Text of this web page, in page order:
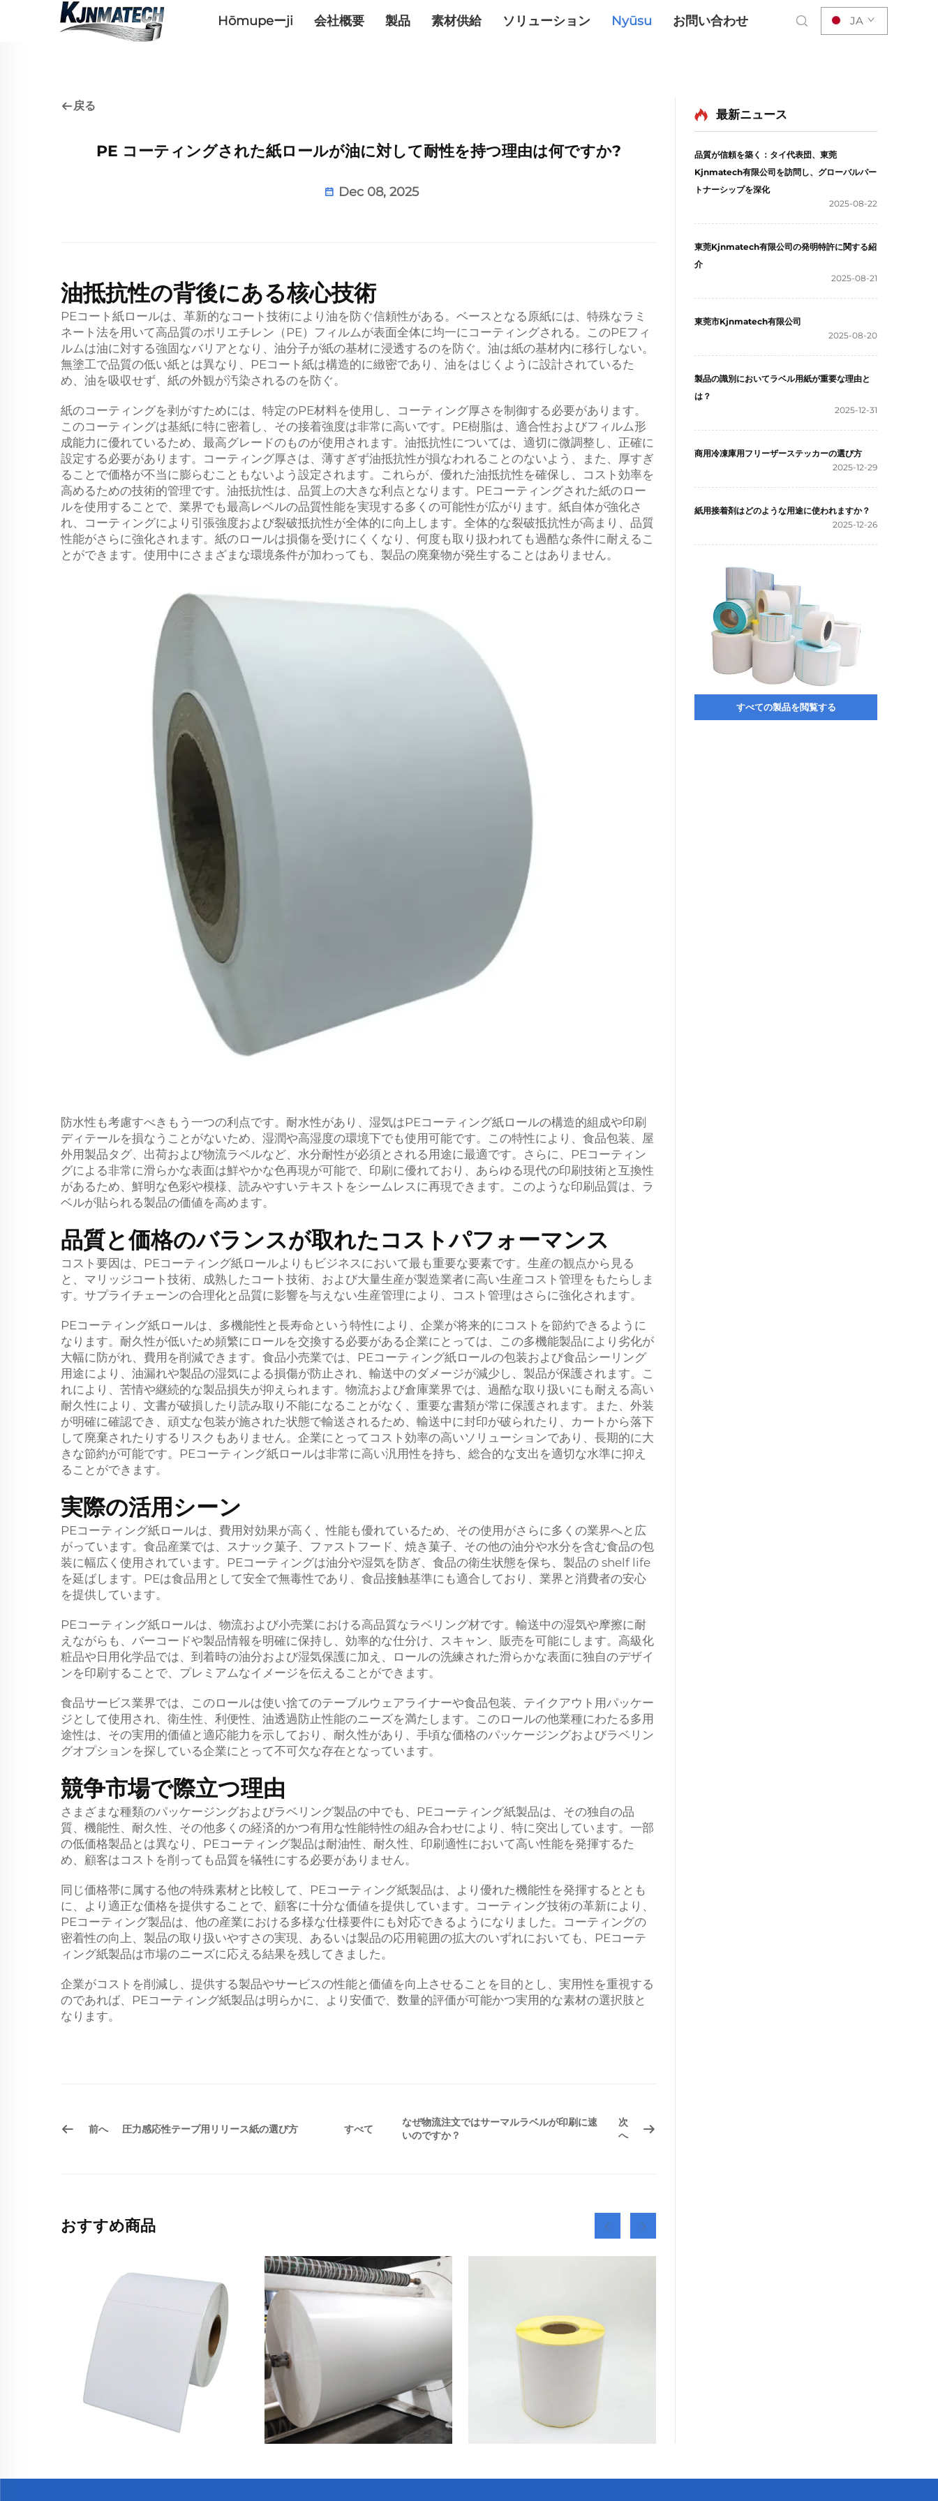
Hōmupeーji 会社概要 製品 素材供給 ソリューション Nyūsu お問い合わせ JA
戻る
PE コーティングされた紙ロールが油に対して耐性を持つ理由は何ですか?
Dec 08, 2025
油抵抗性の背後にある核心技術
PEコート紙ロールは、革新的なコート技術により油を防ぐ信頼性がある。ベースとなる原紙には、特殊なラミ
ネート法を用いて高品質のポリエチレン（PE）フィルムが表面全体に均一にコーティングされる。このPEフィ
ルムは油に対する強固なバリアとなり、油分子が紙の基材に浸透するのを防ぐ。油は紙の基材内に移行しない。
無塗工で品質の低い紙とは異なり、PEコート紙は構造的に緻密であり、油をはじくように設計されているた
め、油を吸収せず、紙の外観が汚染されるのを防ぐ。
紙のコーティングを剥がすためには、特定のPE材料を使用し、コーティング厚さを制御する必要があります。
このコーティングは基紙に特に密着し、その接着強度は非常に高いです。PE樹脂は、適合性およびフィルム形
成能力に優れているため、最高グレードのものが使用されます。油抵抗性については、適切に微調整し、正確に
設定する必要があります。コーティング厚さは、薄すぎず油抵抗性が損なわれることのないよう、また、厚すぎ
ることで価格が不当に膨らむこともないよう設定されます。これらが、優れた油抵抗性を確保し、コスト効率を
高めるための技術的管理です。油抵抗性は、品質上の大きな利点となります。PEコーティングされた紙のロー
ルを使用することで、業界でも最高レベルの品質性能を実現する多くの可能性が広がります。紙自体が強化さ
れ、コーティングにより引張強度および裂破抵抗性が全体的に向上します。全体的な裂破抵抗性が高まり、品質
性能がさらに強化されます。紙のロールは損傷を受けにくくなり、何度も取り扱われても過酷な条件に耐えるこ
とができます。使用中にさまざまな環境条件が加わっても、製品の廃棄物が発生することはありません。
防水性も考慮すべきもう一つの利点です。耐水性があり、湿気はPEコーティング紙ロールの構造的組成や印刷
ディテールを損なうことがないため、湿潤や高湿度の環境下でも使用可能です。この特性により、食品包装、屋
外用製品タグ、出荷および物流ラベルなど、水分耐性が必須とされる用途に最適です。さらに、PEコーティン
グによる非常に滑らかな表面は鮮やかな色再現が可能で、印刷に優れており、あらゆる現代の印刷技術と互換性
があるため、鮮明な色彩や模様、読みやすいテキストをシームレスに再現できます。このような印刷品質は、ラ
ベルが貼られる製品の価値を高めます。
品質と価格のバランスが取れたコストパフォーマンス
コスト要因は、PEコーティング紙ロールよりもビジネスにおいて最も重要な要素です。生産の観点から見る
と、マリッジコート技術、成熟したコート技術、および大量生産が製造業者に高い生産コスト管理をもたらしま
す。サプライチェーンの合理化と品質に影響を与えない生産管理により、コスト管理はさらに強化されます。
PEコーティング紙ロールは、多機能性と長寿命という特性により、企業が将来的にコストを節約できるように
なります。耐久性が低いため頻繁にロールを交換する必要がある企業にとっては、この多機能製品により劣化が
大幅に防がれ、費用を削減できます。食品小売業では、PEコーティング紙ロールの包装および食品シーリング
用途により、油漏れや製品の湿気による損傷が防止され、輸送中のダメージが減少し、製品が保護されます。こ
れにより、苦情や継続的な製品損失が抑えられます。物流および倉庫業界では、過酷な取り扱いにも耐える高い
耐久性により、文書が破損したり読み取り不能になることがなく、重要な書類が常に保護されます。また、外装
が明確に確認でき、頑丈な包装が施された状態で輸送されるため、輸送中に封印が破られたり、カートから落下
して廃棄されたりするリスクもありません。企業にとってコスト効率の高いソリューションであり、長期的に大
きな節約が可能です。PEコーティング紙ロールは非常に高い汎用性を持ち、総合的な支出を適切な水準に抑え
ることができます。
実際の活用シーン
PEコーティング紙ロールは、費用対効果が高く、性能も優れているため、その使用がさらに多くの業界へと広
がっています。食品産業では、スナック菓子、ファストフード、焼き菓子、その他の油分や水分を含む食品の包
装に幅広く使用されています。PEコーティングは油分や湿気を防ぎ、食品の衛生状態を保ち、製品の shelf life
を延ばします。PEは食品用として安全で無毒性であり、食品接触基準にも適合しており、業界と消費者の安心
を提供しています。
PEコーティング紙ロールは、物流および小売業における高品質なラベリング材です。輸送中の湿気や摩擦に耐
えながらも、バーコードや製品情報を明確に保持し、効率的な仕分け、スキャン、販売を可能にします。高級化
粧品や日用化学品では、到着時の油分および湿気保護に加え、ロールの洗練された滑らかな表面に独自のデザイ
ンを印刷することで、プレミアムなイメージを伝えることができます。
食品サービス業界では、このロールは使い捨てのテーブルウェアライナーや食品包装、テイクアウト用パッケー
ジとして使用され、衛生性、利便性、油透過防止性能のニーズを満たします。このロールの他業種にわたる多用
途性は、その実用的価値と適応能力を示しており、耐久性があり、手頃な価格のパッケージングおよびラベリン
グオプションを探している企業にとって不可欠な存在となっています。
競争市場で際立つ理由
さまざまな種類のパッケージングおよびラベリング製品の中でも、PEコーティング紙製品は、その独自の品
質、機能性、耐久性、その他多くの経済的かつ有用な性能特性の組み合わせにより、特に突出しています。一部
の低価格製品とは異なり、PEコーティング製品は耐油性、耐久性、印刷適性において高い性能を発揮するた
め、顧客はコストを削っても品質を犠牲にする必要がありません。
同じ価格帯に属する他の特殊素材と比較して、PEコーティング紙製品は、より優れた機能性を発揮するととも
に、より適正な価格を提供することで、顧客に十分な価値を提供しています。コーティング技術の革新により、
PEコーティング製品は、他の産業における多様な仕様要件にも対応できるようになりました。コーティングの
密着性の向上、製品の取り扱いやすさの実現、あるいは製品の応用範囲の拡大のいずれにおいても、PEコーテ
ィング紙製品は市場のニーズに応える結果を残してきました。
企業がコストを削減し、提供する製品やサービスの性能と価値を向上させることを目的とし、実用性を重視する
のであれば、PEコーティング紙製品は明らかに、より安価で、数量的評価が可能かつ実用的な素材の選択肢と
なります。
前へ 圧力感応性テープ用リリース紙の選び方 すべて
なぜ物流注文ではサーマルラベルが印刷に速
いのですか？
次
へ
おすすめ商品
最新ニュース
品質が信頼を築く：タイ代表団、東莞
Kjnmatech有限公司を訪問し、グローバルパー
トナーシップを深化
2025-08-22
東莞Kjnmatech有限公司の発明特許に関する紹
介
2025-08-21
東莞市Kjnmatech有限公司
2025-08-20
製品の識別においてラベル用紙が重要な理由と
は？
2025-12-31
商用冷凍庫用フリーザーステッカーの選び方
2025-12-29
紙用接着剤はどのような用途に使われますか？
2025-12-26
すべての製品を閲覧する